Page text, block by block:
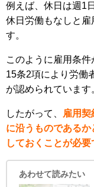
例えば、休日は週1
休日労働もなしと
す。
このように雇用条
15条2項により労働
が認められています
したがって、
雇用
に沿うものである
しておくことが必要
あわせて読みたい